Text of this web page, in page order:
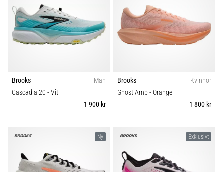
Brooks
Män
Cascadia 20 - Vit
1 900 kr
Brooks
Kvinnor
Ghost Amp - Orange
1 800 kr
Ny Exklusivt